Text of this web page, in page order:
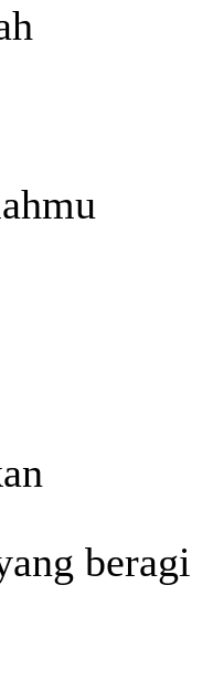
beragi